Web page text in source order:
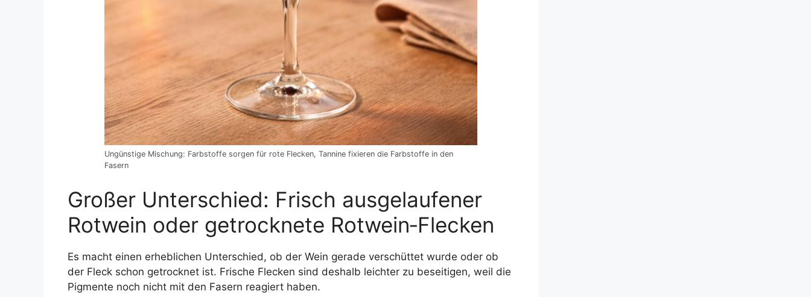
Ungünstige Mischung: Farbstoffe sorgen für rote Flecken, Tannine fixieren die Farbstoffe in den
Fasern
Großer Unterschied: Frisch ausgelaufener
Rotwein oder getrocknete Rotwein‑Flecken
Es macht einen erheblichen Unterschied, ob der Wein gerade verschüttet wurde oder ob
der Fleck schon getrocknet ist. Frische Flecken sind deshalb leichter zu beseitigen, weil die
Pigmente noch nicht mit den Fasern reagiert haben.